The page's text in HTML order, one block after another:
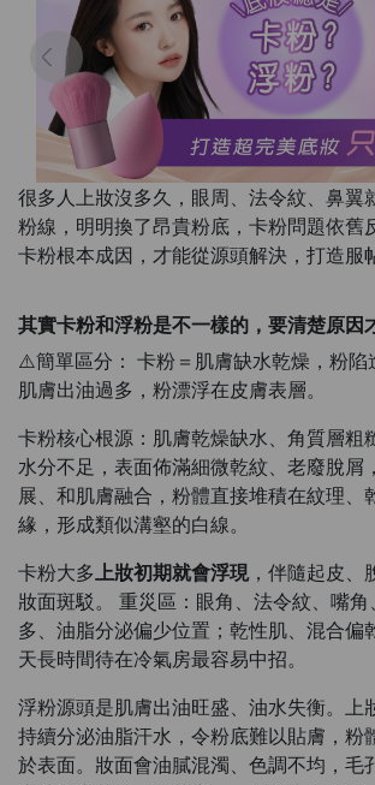
很多人上妝沒多久，眼周、法令紋、鼻翼
粉線，明明換了昂貴粉底，卡粉問題依舊
卡粉根本成因，才能從源頭解決，打造服
其實卡粉和浮粉是不一樣的，要清楚原因
⚠️簡單區分： 卡粉＝肌膚缺水乾燥，粉陷
肌膚出油過多，粉漂浮在皮膚表層。
卡粉核心根源：肌膚乾燥缺水、角質層粗
水分不足，表面佈滿細微乾紋、老廢脫屑
展、和肌膚融合，粉體直接堆積在紋理、
緣，形成類似溝壑的白線。
卡粉大多上妝初期就會浮現，伴隨起皮、
妝面斑駁。 重災區：眼角、法令紋、嘴
多、油脂分泌偏少位置；乾性肌、混合偏
天長時間待在冷氣房最容易中招。
浮粉源頭是肌膚出油旺盛、油水失衡。上
持續分泌油脂汗水，令粉底難以貼膚，粉
於表面。妝面會油膩混濁、色調不均，毛